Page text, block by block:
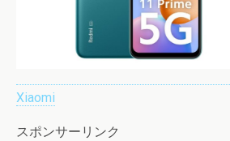
Xiaomi
スポンサーリンク